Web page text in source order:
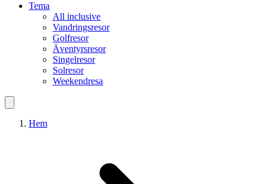
Tema
All inclusive
Vandringsresor
Golfresor
Äventyrsresor
Singelresor
Solresor
Weekendresa
Hem